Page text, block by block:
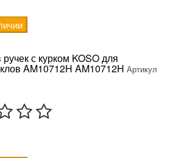
с курком KOSO для
AM10712H AM10712H Артикул